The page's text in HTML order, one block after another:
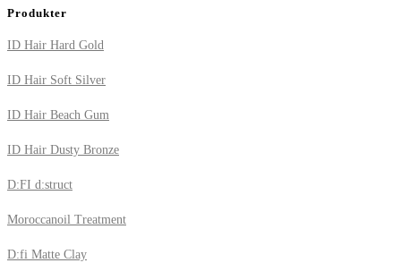
Produkter
ID Hair Hard Gold
ID Hair Soft Silver
ID Hair Beach Gum
ID Hair Dusty Bronze
D:FI d:struct
Moroccanoil Treatment
D:fi Matte Clay